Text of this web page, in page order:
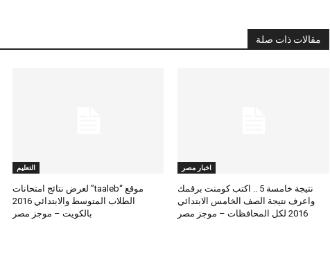
مقالات ذات صلة
اخبار مصر
نتيجة خامسة 5 .. اكتب كومنت برقمك
واعرف نتيجة الصف الخامس الابتدائي
2016 لكل المحافظات – موجز مصر
التعليم
موقع “taaleb” لعرض نتائج امتحانات
الطلاب المتوسط والابتدائي 2016
بالكويت – موجز مصر